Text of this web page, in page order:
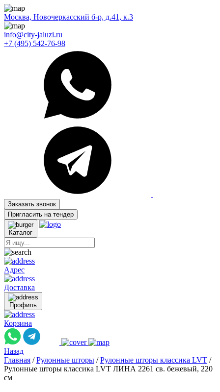
Москва, Новочеркасский б-р, д.41, к.3
info@city-jaluzi.ru
+7 (495) 542-76-98
Заказать звонок
Пригласить на тендер
Каталог
Адрес
Доставка
Профиль
Корзина
Назад
Главная / Рулонные шторы / Рулонные шторы классика LVT /
Рулонные шторы классика LVT ЛИНА 2261 св. бежевый, 220
см